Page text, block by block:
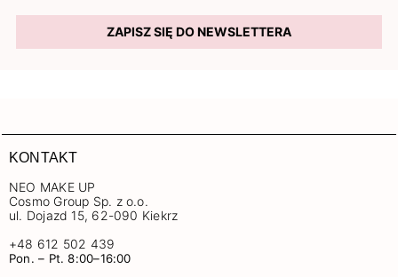
ZAPISZ SIĘ DO NEWSLETTERA
KONTAKT
NEO MAKE UP
Cosmo Group Sp. z o.o.
ul. Dojazd 15, 62-090 Kiekrz
+48 612 502 439
Pon. – Pt. 8:00–16:00